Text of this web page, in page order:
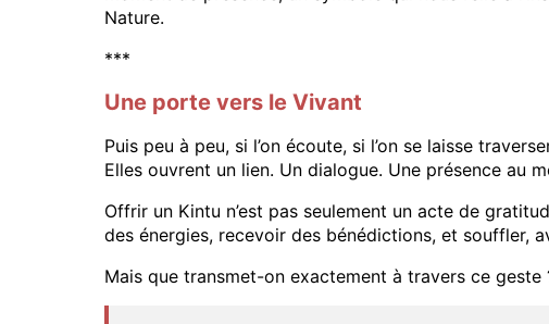
Nature.
***
Une porte vers le Vivant
Puis peu à peu, si l’on écoute, si l’on se laisse
Elles ouvrent un lien. Un dialogue. Une présence au
Offrir un Kintu n’est pas seulement un acte de
des énergies, recevoir des bénédictions, et souffler,
Mais que transmet-on exactement à travers ce